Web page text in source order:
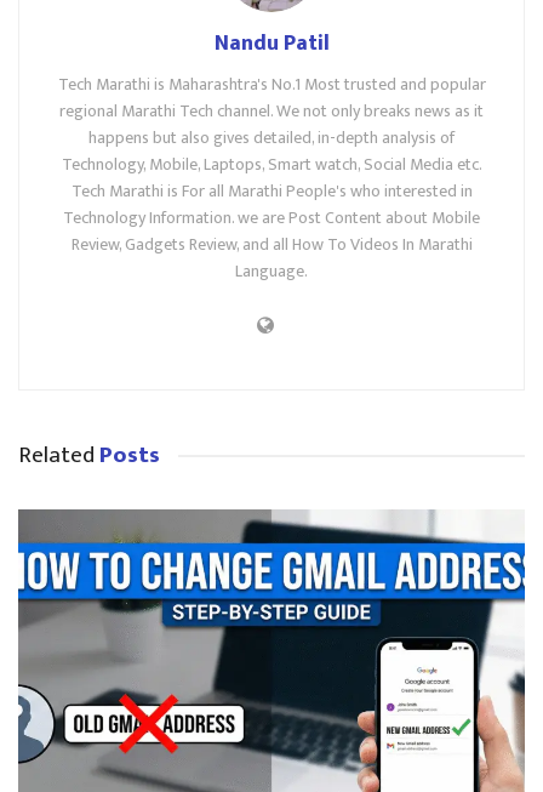
Nandu Patil
Tech Marathi is Maharashtra's No.1 Most trusted and popular
regional Marathi Tech channel. We not only breaks news as it
happens but also gives detailed, in-depth analysis of
Technology, Mobile, Laptops, Smart watch, Social Media etc.
Tech Marathi is For all Marathi People's who interested in
Technology Information. we are Post Content about Mobile
Review, Gadgets Review, and all How To Videos In Marathi
Language.
RelatedPosts